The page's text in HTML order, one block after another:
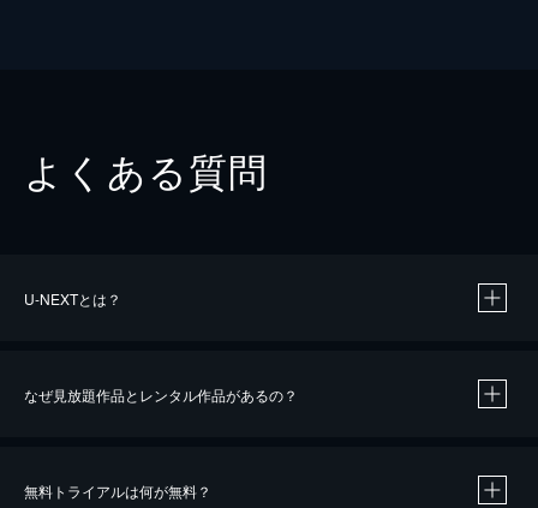
よくある質問
U-NEXTとは？
なぜ見放題作品とレンタル作品があるの？
無料トライアルは何が無料？